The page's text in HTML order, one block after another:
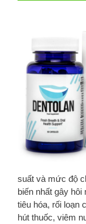
suất và mức độ
biến nhất gây hôi
tiêu hóa, rối loạn
hút thuốc, viêm